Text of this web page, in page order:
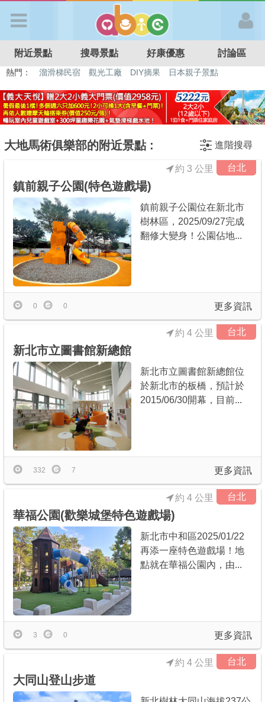
APP登入
首 頁
最新消息
最新留言
商家合作
推薦景點
討論區
聯絡我們
APP下載
附近景點 搜尋景點 好康優惠 討論區
熱門： 溜滑梯民宿 觀光工廠 DIY摘果
日本親子景點
大地馬術俱樂部的附近景點 : 進階搜尋
台北
約 3 公里
鎮前親子公園(特色遊戲場)
鎮前親子公園位在新北市
樹林區，2025/09/27完成
翻修大變身！公園佔地...
更多資訊
0 0
台北
約 4 公里
新北市立圖書館新總館
新北市立圖書館新總館位
於新北市的板橋，預計於
2015/06/30開幕，目前...
更多資訊
332 7
台北
約 4 公里
華福公園(歡樂城堡特色遊戲場)
新北市中和區2025/01/22
再添一座特色遊戲場！地
點就在華福公園內，由...
更多資訊
3 0
台北
約 4 公里
大同山登山步道